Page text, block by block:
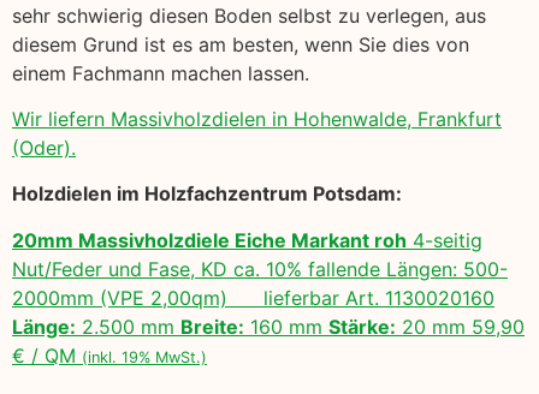
sehr schwierig diesen Boden selbst zu verlegen, aus
diesem Grund ist es am besten, wenn Sie dies von
einem Fachmann machen lassen.
Wir liefern Massivholzdielen in Hohenwalde, Frankfurt
(Oder).
Holzdielen im Holzfachzentrum Potsdam:
20mm Massivholzdiele Eiche Markant roh 4-seitig
Nut/Feder und Fase, KD ca. 10% fallende Längen: 500-
2000mm (VPE 2,00qm) lieferbar Art. 1130020160
Länge: 2.500 mm Breite: 160 mm Stärke: 20 mm 59,90
€ / QM (inkl. 19% MwSt.)